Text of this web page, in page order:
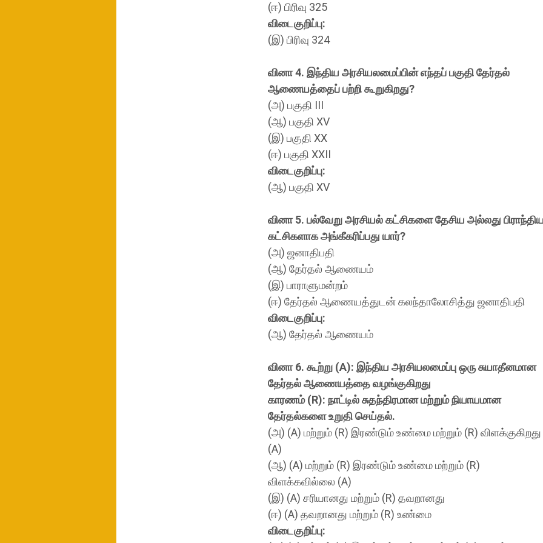
(ஈ) பிரிவு 325
விடைகுறிப்பு:
(இ) பிரிவு 324
வினா 4. இந்திய அரசியலமைப்பின் எந்தப் பகுதி தேர்தல்
ஆணையத்தைப் பற்றி கூறுகிறது?
(அ) பகுதி III
(ஆ) பகுதி XV
(இ) பகுதி XX
(ஈ) பகுதி XXII
விடைகுறிப்பு:
(ஆ) பகுதி XV
வினா 5. பல்வேறு அரசியல் கட்சிகளை தேசிய அல்லது
கட்சிகளாக அங்கீகரிப்பது யார்?
(அ) ஜனாதிபதி
(ஆ) தேர்தல் ஆணையம்
(இ) பாராளுமன்றம்
(ஈ) தேர்தல் ஆணையத்துடன் கலந்தாலோசித்து ஜனாதிபதி
விடைகுறிப்பு:
(ஆ) தேர்தல் ஆணையம்
வினா 6. கூற்று (A): இந்திய அரசியலமைப்பு ஒரு சுயாதீனமான
தேர்தல் ஆணையத்தை வழங்குகிறது
காரணம் (R): நாட்டில் சுதந்திரமான மற்றும் நியாயமான
தேர்தல்களை உறுதி செய்தல்.
(அ) (A) மற்றும் (R) இரண்டும் உண்மை மற்றும் (R) விளக்குகிறது
(A)
(ஆ) (A) மற்றும் (R) இரண்டும் உண்மை மற்றும் (R)
விளக்கவில்லை (A)
(இ) (A) சரியானது மற்றும் (R) தவறானது
(ஈ) (A) தவறானது மற்றும் (R) உண்மை
விடைகுறிப்பு: